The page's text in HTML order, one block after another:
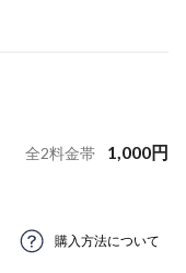
全2料金帯 1,000円
購入方法について